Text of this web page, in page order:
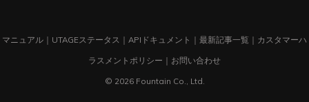
マニュアル ｜ UTAGEステータス ｜ APIドキュメント ｜ 最新記事一覧 ｜ カスタマーハ
ラスメントポリシー ｜ お問い合わせ
© 2026 Fountain Co., Ltd.